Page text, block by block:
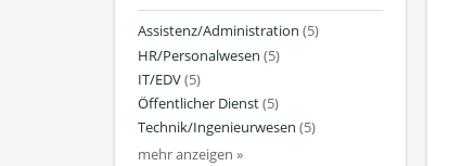
Assistenz/Administration (5)
HR/Personalwesen (5)
IT/EDV(5)
Öffentlicher Dienst(5)
Technik/Ingenieurwesen (5)
mehr anzeigen »